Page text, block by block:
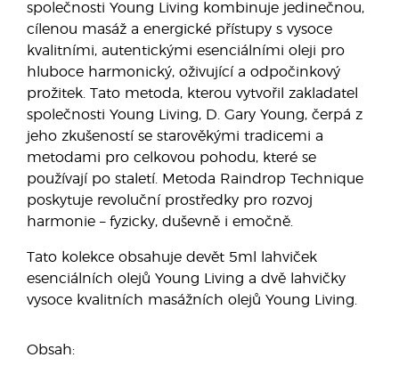
společnosti Young Living kombinuje jedinečnou,
cílenou masáž a energické přístupy s vysoce
kvalitními, autentickými esenciálními oleji pro
hluboce harmonický, oživující a odpočinkový
prožitek. Tato metoda, kterou vytvořil zakladatel
společnosti Young Living, D. Gary Young, čerpá z
jeho zkušeností se starověkými tradicemi a
metodami pro celkovou pohodu, které se
používají po staletí. Metoda Raindrop Technique
poskytuje revoluční prostředky pro rozvoj
harmonie – fyzicky, duševně i emočně.
Tato kolekce obsahuje devět 5ml lahviček
esenciálních olejů Young Living a dvě lahvičky
vysoce kvalitních masážních olejů Young Living.
Obsah: